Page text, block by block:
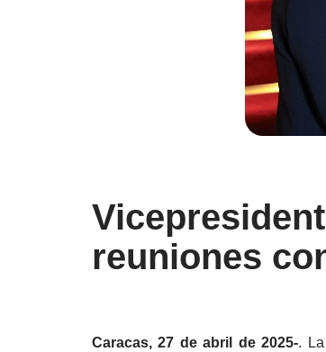
reuniones
Caracas, 27 de abril de 2025-.